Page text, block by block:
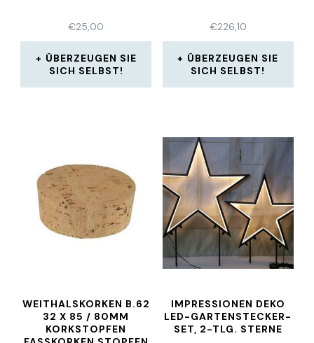
€25,00
ÜBERZEUGEN SIE
SICH SELBST!
€226,10
ÜBERZEUGEN SIE
SICH SELBST!
WEITHALSKORKEN B.62
32 X 85 / 80MM
KORKSTOPFEN
IMPRESSIONEN DEKO
LED-GARTENSTECKER-
SET, 2-TLG. STERNE